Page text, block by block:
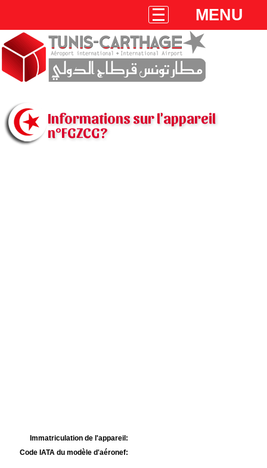
MENU
Informations sur l'appareil
n°FGZCG?
Immatriculation de l'appareil:
Code IATA du modèle d'aéronef: